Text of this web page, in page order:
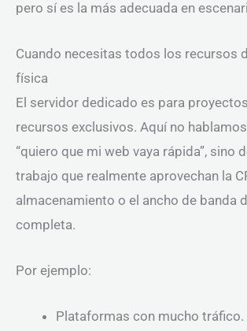
pero sí es la más adecuada en
Cuando necesitas todos los recursos
física
El servidor dedicado es para
recursos exclusivos. Aquí no
“quiero que mi web vaya rápida”, sino
trabajo que realmente aprovechan la
almacenamiento o el ancho de banda
completa.
Por ejemplo:
Plataformas con mucho tráfico.